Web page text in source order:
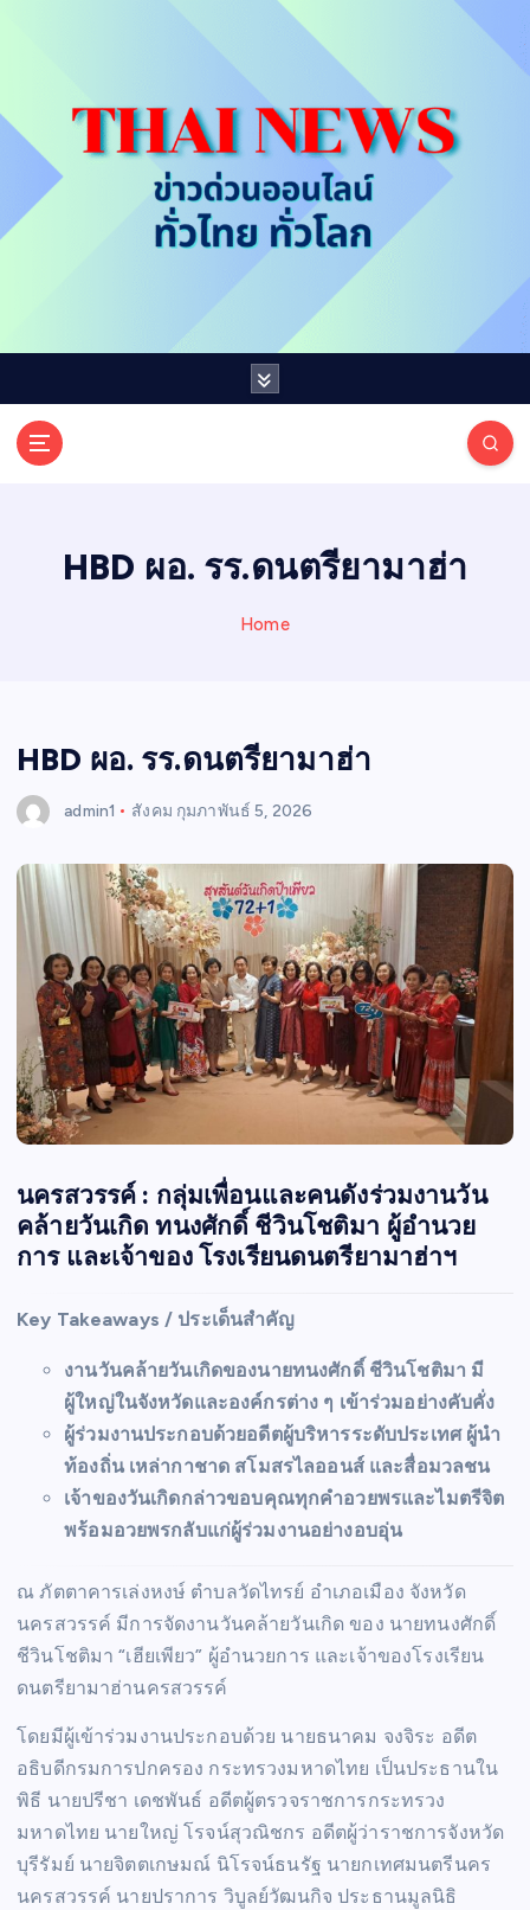
t
n
I
N
E
HBD ผอ. รร.ดนตรียามาฮ่า
Home
HBD ผอ. รร.ดนตรียามาฮ่า
admin1 สังคม กุมภาพันธ์ 5, 2026
นครสวรรค์ : กลุ่มเพื่อนและคนดังร่วมงานวัน
คล้ายวันเกิด ทนงศักดิ์ ชีวินโชติมา ผู้อำนวย
การ และเจ้าของ โรงเรียนดนตรียามาฮ่าฯ
Key Takeaways / ประเด็นสำคัญ
งานวันคล้ายวันเกิดของนายทนงศักดิ์ ชีวินโชติมา มี
ผู้ใหญ่ในจังหวัดและองค์กรต่าง ๆ เข้าร่วมอย่างคับคั่ง
ผู้ร่วมงานประกอบด้วยอดีตผู้บริหารระดับประเทศ ผู้นำ
ท้องถิ่น เหล่ากาชาด สโมสรไลออนส์ และสื่อมวลชน
เจ้าของวันเกิดกล่าวขอบคุณทุกคำอวยพรและไมตรีจิต
พร้อมอวยพรกลับแก่ผู้ร่วมงานอย่างอบอุ่น
ณ ภัตตาคารเล่งหงษ์ ตำบลวัดไทรย์ อำเภอเมือง จังหวัด
นครสวรรค์ มีการจัดงานวันคล้ายวันเกิด ของ นายทนงศักดิ์
ชีวินโชติมา “เฮียเพียว” ผู้อำนวยการ และเจ้าของโรงเรียน
ดนตรียามาฮ่านครสวรรค์
โดยมีผู้เข้าร่วมงานประกอบด้วย นายธนาคม จงจิระ อดีต
อธิบดีกรมการปกครอง กระทรวงมหาดไทย เป็นประธานใน
พิธี นายปรีชา เดชพันธ์ อดีตผู้ตรวจราชการกระทรวง
มหาดไทย นายใหญ่ โรจน์สุวณิชกร อดีตผู้ว่าราชการจังหวัด
บุรีรัมย์ นายจิตตเกษมณ์ นิโรจน์ธนรัฐ นายกเทศมนตรีนคร
นครสวรรค์ นายปราการ วิบูลย์วัฒนกิจ ประธานมูลนิธิ